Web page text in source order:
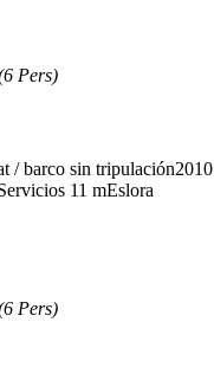
Pers)
/ barco sin tripulación2010
11 mEslora
Pers)